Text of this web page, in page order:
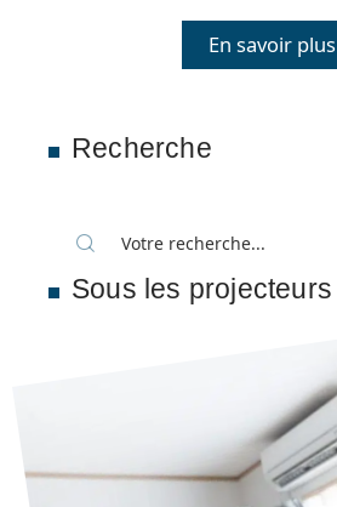
En savoir plus
Recherche
Sous les projecteurs